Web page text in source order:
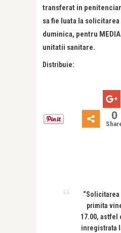
transferat in
sa fie luata la
duminica, pentru
unitatii sanitare.
Distribuie:
0
primita
17.00, astfel
inregistrata